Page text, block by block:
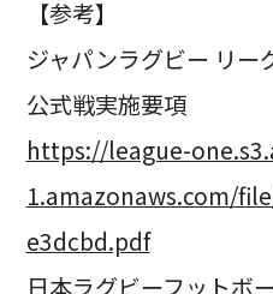
【参考】
ジャパンラグビー リ
公式戦実施要項
https://league-
1.amazonaws.com/
e3dcbd.pdf
日本ラグビーフットボ